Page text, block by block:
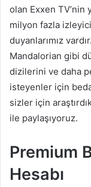
olan Exxen TV’nin
milyon fazla
duyanlarımız
Mandalorian gibi
dizilerini ve daha
isteyenler için
sizler için
ile paylaşıyoruz.
Premium
Hesabı